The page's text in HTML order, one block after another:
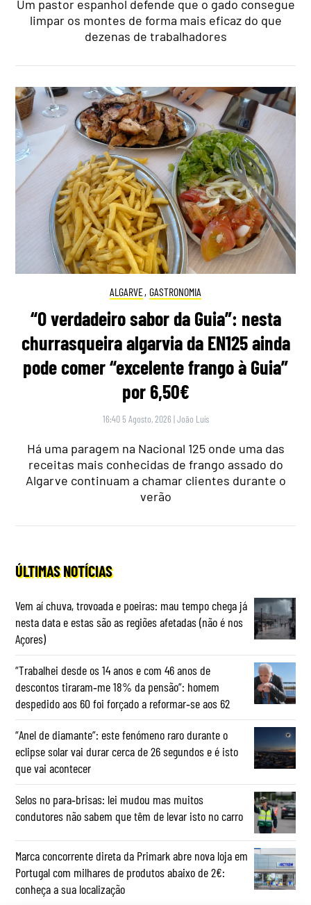
Um pastor espanhol defende que o gado consegue
limpar os montes de forma mais eficaz do que
dezenas de trabalhadores
ALGARVE, GASTRONOMIA
“O verdadeiro sabor da Guia”: nesta
churrasqueira algarvia da EN125 ainda
pode comer “excelente frango à Guia”
por 6,50€
16:40 5 Agosto, 2026 |João Luís
Há uma paragem na Nacional 125 onde uma das
receitas mais conhecidas de frango assado do
Algarve continuam a chamar clientes durante o
verão
ÚLTIMAS NOTÍCIAS
Vem aí chuva, trovoada e poeiras: mau tempo chega já
nesta data e estas são as regiões afetadas (não é nos
Açores)
“Trabalhei desde os 14 anos e com 46 anos de
descontos tiraram‑me 18% da pensão”: homem
despedido aos 60 foi forçado a reformar‑se aos 62
“Anel de diamante”: este fenómeno raro durante o
eclipse solar vai durar cerca de 26 segundos e é isto
que vai acontecer
Selos no para‑brisas: lei mudou mas muitos
condutores não sabem que têm de levar isto no carro
Marca concorrente direta da Primark abre nova loja em
Portugal com milhares de produtos abaixo de 2€:
conheça a sua localização